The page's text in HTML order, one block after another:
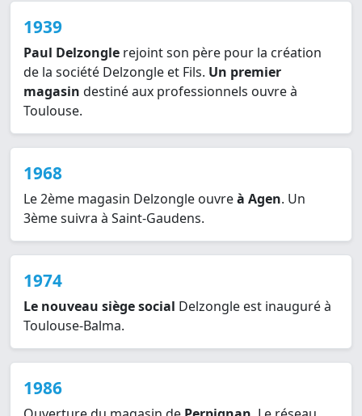
1939
Paul Delzongle rejoint son père pour la création
de la société Delzongle et Fils. Un premier
magasin destiné aux professionnels ouvre à
Toulouse.
1968
Le 2ème magasin Delzongle ouvreà Agen. Un
3ème suivra à Saint-Gaudens.
1974
Le nouveau siège social Delzongle est inauguré à
Toulouse-Balma.
1986